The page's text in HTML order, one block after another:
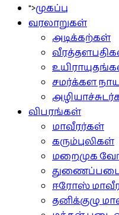
">முகப்பு
வரலாறுகள்
அடிக்கற்கள்
சமர்க்கள
விபரங்கள்
மாவீரர்கள்
கரும்புலிகள்
மறைமுக
ஈரோஸ்
தனிக்குழு